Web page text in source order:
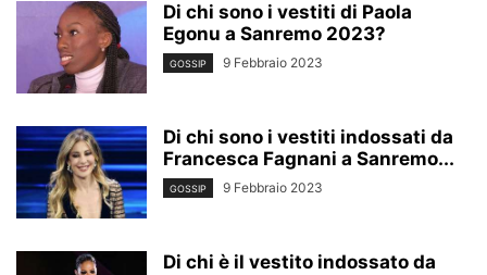
Di chi sono i vestiti di Paola
Egonu a Sanremo 2023?
GOSSIP 9 Febbraio 2023
Di chi sono i vestiti indossati da
Francesca Fagnani a Sanremo...
GOSSIP 9 Febbraio 2023
Di chi è il vestito indossato da